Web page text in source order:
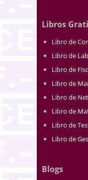
Libros
Libro de
Libro de
Libro de
Libro de
Libro de
Libro de
Libro de
Libro de
Blogs